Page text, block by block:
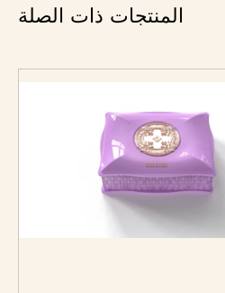
المنتجات ذات الصلة